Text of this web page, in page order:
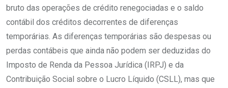
bruto das operações de crédito renegociadas e o saldo
contábil dos créditos decorrentes de diferenças
temporárias. As diferenças temporárias são despesas ou
perdas contábeis que ainda não podem ser deduzidas do
Imposto de Renda da Pessoa Jurídica (IRPJ) e da
Contribuição Social sobre o Lucro Líquido (CSLL), mas que